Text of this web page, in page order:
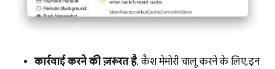
कार्रवाई करने की ज़रूरत है. कैश मेमोरी चालू करने के लिए, इन